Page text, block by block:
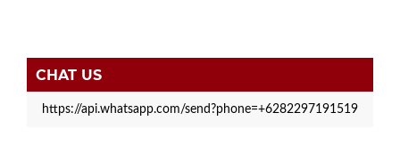
CHAT US
https://api.whatsapp.com/send?phone=+6282297191519